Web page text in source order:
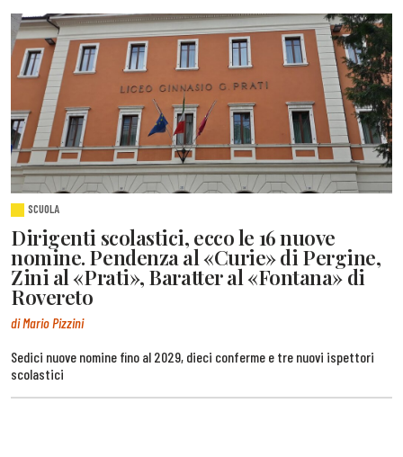
SCUOLA
Dirigenti scolastici, ecco le 16 nuove
nomine. Pendenza al «Curie» di Pergine,
Zini al «Prati», Baratter al «Fontana» di
Rovereto
di Mario Pizzini
Sedici nuove nomine fino al 2029, dieci conferme e tre nuovi ispettori
scolastici